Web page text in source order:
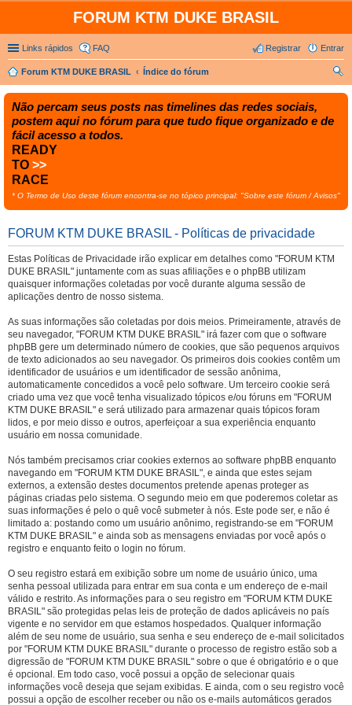
FORUM KTM DUKE BRASIL
Links rápidos FAQ Entrar
Registrar
Forum KTM DUKE BRASIL
Índice do fórum
sar
Não percam seus posts nas timelines das redes sociais,
postem aqui no fórum para que tudo fique organizado e de
fácil acesso a todos.
READY
TO >>
RACE
* O Termo de Uso deste fórum encontra-se no tópico principal: "Sobre este fórum / Avisos"
FORUM KTM DUKE BRASIL - Políticas de privacidade
Estas Políticas de Privacidade irão explicar em detalhes como "FORUM KTM
DUKE BRASIL" juntamente com as suas afiliações e o phpBB utilizam
quaisquer informações coletadas por você durante alguma sessão de
aplicações dentro de nosso sistema.
As suas informações são coletadas por dois meios. Primeiramente, através de
seu navegador, "FORUM KTM DUKE BRASIL" irá fazer com que o software
phpBB gere um determinado número de cookies, que são pequenos arquivos
de texto adicionados ao seu navegador. Os primeiros dois cookies contêm um
identificador de usuários e um identificador de sessão anônima,
automaticamente concedidos a você pelo software. Um terceiro cookie será
criado uma vez que você tenha visualizado tópicos e/ou fóruns em "FORUM
KTM DUKE BRASIL" e será utilizado para armazenar quais tópicos foram
lidos, e por meio disso e outros, aperfeiçoar a sua experiência enquanto
usuário em nossa comunidade.
Nós também precisamos criar cookies externos ao software phpBB enquanto
navegando em "FORUM KTM DUKE BRASIL", e ainda que estes sejam
externos, a extensão destes documentos pretende apenas proteger as
páginas criadas pelo sistema. O segundo meio em que poderemos coletar as
suas informações é pelo o quê você submeter à nós. Este pode ser, e não é
limitado a: postando como um usuário anônimo, registrando-se em "FORUM
KTM DUKE BRASIL" e ainda sob as mensagens enviadas por você após o
registro e enquanto feito o login no fórum.
O seu registro estará em exibição sobre um nome de usuário único, uma
senha pessoal utilizada para entrar em sua conta e um endereço de e-mail
válido e restrito. As informações para o seu registro em "FORUM KTM DUKE
BRASIL" são protegidas pelas leis de proteção de dados aplicáveis no país
vigente e no servidor em que estamos hospedados. Qualquer informação
além de seu nome de usuário, sua senha e seu endereço de e-mail solicitados
por "FORUM KTM DUKE BRASIL" durante o processo de registro estão sob a
digressão de "FORUM KTM DUKE BRASIL" sobre o que é obrigatório e o que
é opcional. Em todo caso, você possui a opção de selecionar quais
informações você deseja que sejam exibidas. E ainda, com o seu registro você
possui a opção de escolher receber ou não os e-mails automáticos gerados